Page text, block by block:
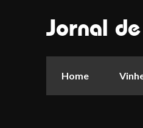
Jornal
Home